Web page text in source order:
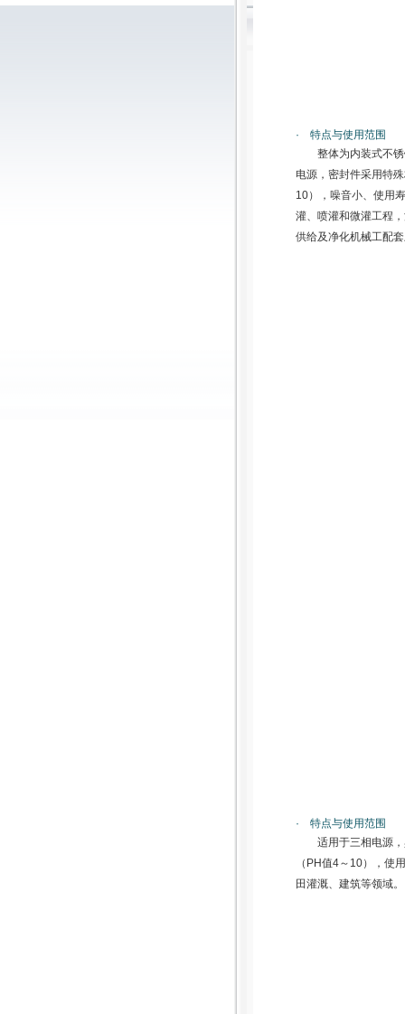
· 特点与使用范围
整体为内装式不
电源，密封件采用特
10），噪音小、使用
灌、喷灌和微灌工程
供给及净化机械工配
· 特点与使用范围
适用于三相电源
（PH值4～10），使
田灌溉、建筑等领域。